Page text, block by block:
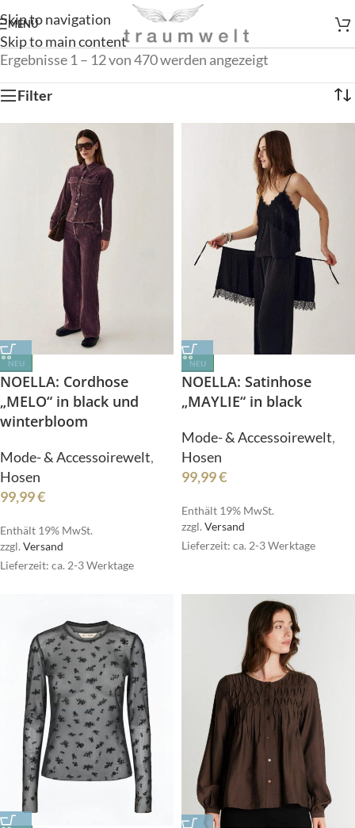
Skip to navigation
Skip to main content
MENÜ
Ergebnisse 1 – 12 von 470 werden angezeigt
Filter
NEU
NOELLA: Cordhose
„MELO“ in black und
winterbloom
Mode- & Accessoirewelt,
Hosen
99,99€
Enthält 19% MwSt.
zzgl. Versand
Lieferzeit: ca. 2-3 Werktage
NEU
NOELLA: Satinhose
„MAYLIE“ in black
Mode- & Accessoirewelt,
Hosen
99,99€
Enthält 19% MwSt.
zzgl. Versand
Lieferzeit: ca. 2-3 Werktage